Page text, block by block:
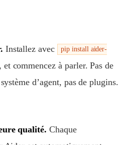
Installez avec pip install aider-
, et commencez à parler. Pas de
d’agent, pas de plugins.
qualité. Chaque